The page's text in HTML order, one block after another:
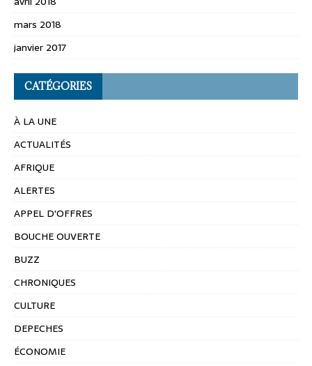
mars 2018
janvier 2017
CATÉGORIES
À LA UNE
ACTUALITÉS
AFRIQUE
ALERTES
APPEL D'OFFRES
BOUCHE OUVERTE
BUZZ
CHRONIQUES
CULTURE
DEPECHES
ÉCONOMIE